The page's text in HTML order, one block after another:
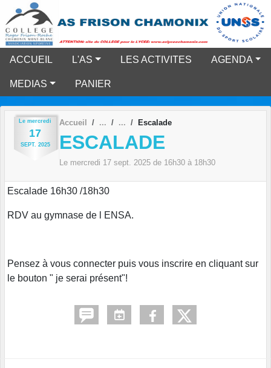
ACCUEIL L'AS LES ACTIVITES AGENDA
MEDIAS PANIER
Le mercredi
17
SEPT. 2025
Accueil Escalade
ESCALADE
Le mercredi 17 sept. 2025 de 16h30 à 18h30
Escalade 16h30 /18h30
RDV au gymnase de l ENSA.
Pensez à vous connecter puis vous inscrire en cliquant sur
le bouton " je serai présent"!
Panneau de gestion des cookies